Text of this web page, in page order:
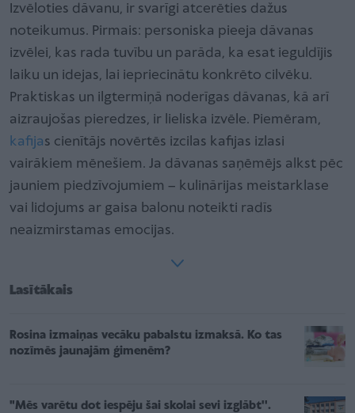
Izvēloties dāvanu, ir svarīgi atcerēties dažus
noteikumus. Pirmais: personiska pieeja dāvanas
izvēlei, kas rada tuvību un parāda, ka esat ieguldījis
laiku un idejas, lai iepriecinātu konkrēto cilvēku.
Praktiskas un ilgtermiņā noderīgas dāvanas, kā arī
aizraujošas pieredzes, ir lieliska izvēle. Piemēram,
kafijas cienītājs novērtēs izcilas kafijas izlasi
vairākiem mēnešiem. Ja dāvanas saņēmējs alkst pēc
jauniem piedzīvojumiem – kulinārijas meistarklase
vai lidojums ar gaisa balonu noteikti radīs
neaizmirstamas emocijas.
Lasītākais
Rosina izmaiņas vecāku pabalstu izmaksā. Ko tas
nozīmēs jaunajām ģimenēm?
"Mēs varētu dot iespēju šai skolai sevi izglābt''.